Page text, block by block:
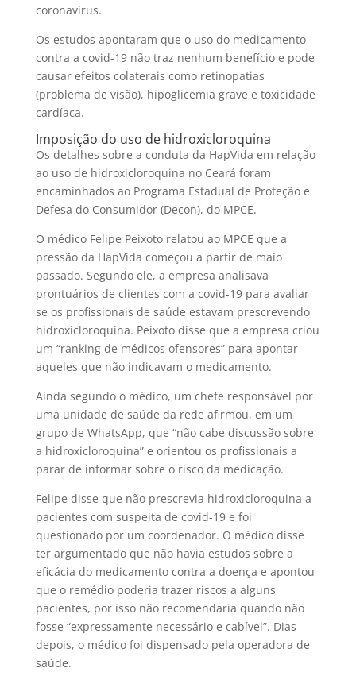
coronavírus.
Os estudos apontaram que o uso do medicamento
contra a covid-19 não traz nenhum benefício e pode
causar efeitos colaterais como retinopatias
(problema de visão), hipoglicemia grave e toxicidade
cardíaca.
Imposição do uso de hidroxicloroquina
Os detalhes sobre a conduta da HapVida em relação
ao uso de hidroxicloroquina no Ceará foram
encaminhados ao Programa Estadual de Proteção e
Defesa do Consumidor (Decon), do MPCE.
O médico Felipe Peixoto relatou ao MPCE que a
pressão da HapVida começou a partir de maio
passado. Segundo ele, a empresa analisava
prontuários de clientes com a covid-19 para avaliar
se os profissionais de saúde estavam prescrevendo
hidroxicloroquina. Peixoto disse que a empresa criou
um “ranking de médicos ofensores” para apontar
aqueles que não indicavam o medicamento.
Ainda segundo o médico, um chefe responsável por
uma unidade de saúde da rede afirmou, em um
grupo de WhatsApp, que “não cabe discussão sobre
a hidroxicloroquina” e orientou os profissionais a
parar de informar sobre o risco da medicação.
Felipe disse que não prescrevia hidroxicloroquina a
pacientes com suspeita de covid-19 e foi
questionado por um coordenador. O médico disse
ter argumentado que não havia estudos sobre a
eficácia do medicamento contra a doença e apontou
que o remédio poderia trazer riscos a alguns
pacientes, por isso não recomendaria quando não
fosse “expressamente necessário e cabível”. Dias
depois, o médico foi dispensado pela operadora de
saúde.